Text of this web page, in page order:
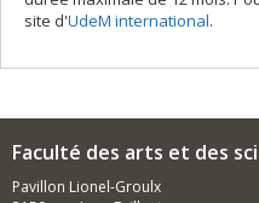
site d'UdeM international.
Faculté des arts et des
Pavillon Lionel-Groulx